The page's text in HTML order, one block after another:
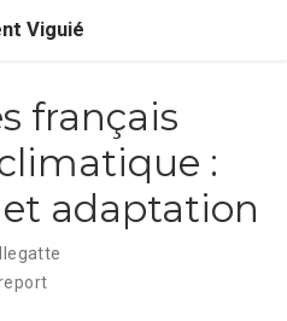
Viguié
français
:
adaptation